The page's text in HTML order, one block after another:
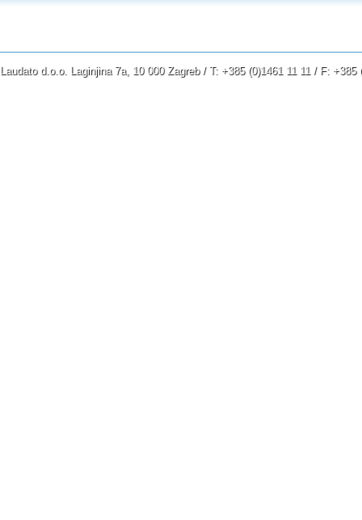
Laudato d.o.o. Laginjina 7a, 10 000 Zagreb / T: +385 (0)1461 11 11 / F: